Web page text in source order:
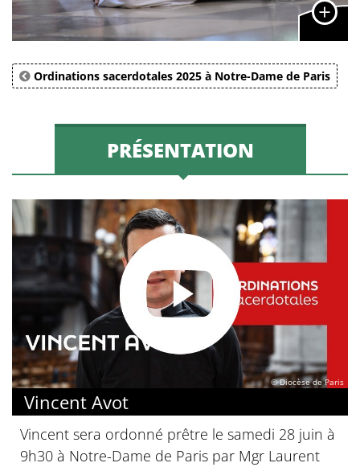
Ordinations sacerdotales 2025 à Notre-Dame de Paris
PRÉSENTATION
© Diocèse de Paris
Vincent Avot
Vincent sera ordonné prêtre le samedi 28 juin à
9h30 à Notre-Dame de Paris par Mgr Laurent